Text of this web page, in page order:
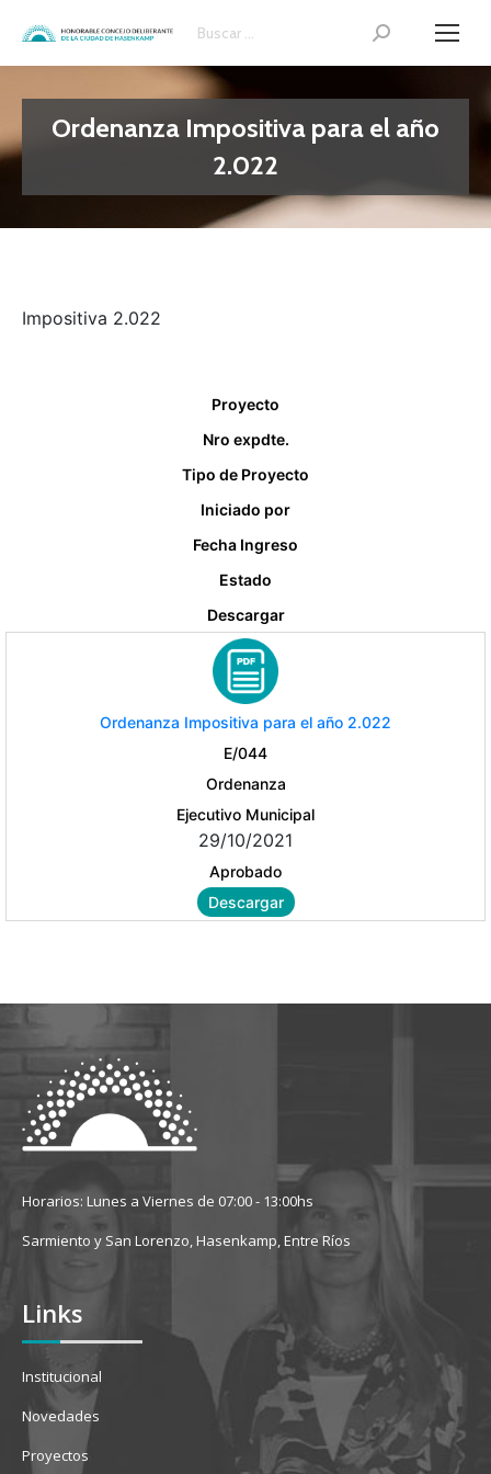
Search:
Ordenanza Impositiva para el año
2.022
Impositiva 2.022
Proyecto
Nro expdte.
Tipo de Proyecto
Iniciado por
Fecha Ingreso
Estado
Descargar
Ordenanza Impositiva para el año 2.022
E/044
Ordenanza
Ejecutivo Municipal
29/10/2021
Aprobado
Descargar
Horarios: Lunes a Viernes de 07:00 - 13:00hs
Sarmiento y San Lorenzo, Hasenkamp, Entre Ríos
Links
Institucional
Novedades
Proyectos